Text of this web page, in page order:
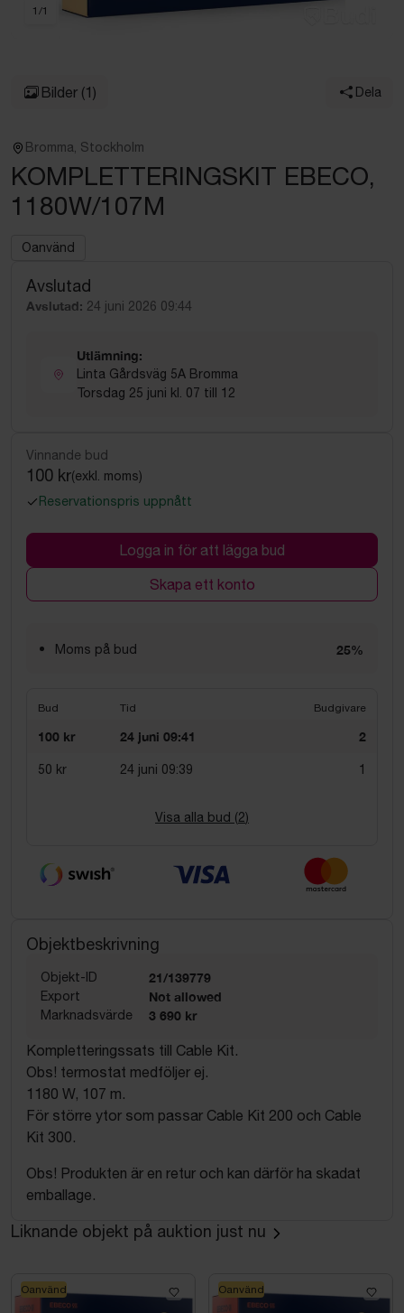
1 /1
Bilder (1) Dela
Bromma, Stockholm
KOMPLETTERINGSKIT EBECO,
1180W/107M
Oanvänd
Avslutad
Avslutad: 24 juni 2026 09:44
Utlämning:
Linta Gårdsväg 5A Bromma
Torsdag 25 juni kl. 07 till 12
Vinnande bud
100 kr(exkl. moms)
Reservationspris uppnått
Logga in för att lägga bud
Skapa ett konto
Moms på bud 25%
Bud Tid Budgivare
100 kr 24 juni 09:41 2
50 kr 24 juni 09:39 1
Visa alla bud (2)
Objektbeskrivning
Objekt-ID 21/139779
Export Not allowed
Marknadsvärde 3 690 kr
Kompletteringssats till Cable Kit.
Obs! termostat medföljer ej.
1180 W, 107 m.
För större ytor som passar Cable Kit 200 och Cable
Kit 300.
Obs! Produkten är en retur och kan därför ha skadat
emballage.
Liknande objekt på auktion just nu
Oanvänd Oanvänd